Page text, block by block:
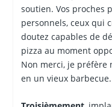
soutien. Vos proches
personnels, ceux qui
doutez capables de
pizza au moment
Non merci, je préfère
en un vieux